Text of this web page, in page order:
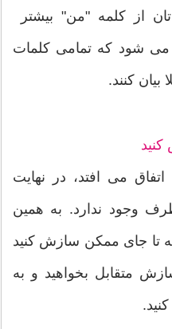
از کلمه "من" بیشتر
می شود که تمامی کلمات
کنند.
می افتد، در نهایت
وجود ندارد. به همین
تا جای ممکن سازش کنید
متقابل بخواهید و به